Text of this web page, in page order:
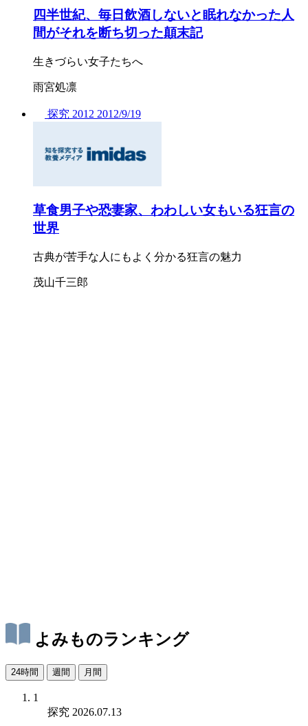
四半世紀、毎日飲酒しないと眠れなかった人
間がそれを断ち切った顛末記
生きづらい女子たちへ
雨宮処凛
探究 2012 2012/9/19
草食男子や恐妻家、わわしい女もいる狂言の
世界
古典が苦手な人にもよく分かる狂言の魅力
茂山千三郎
よみものランキング
24時間 週間 月間
1
探究 2026.07.13